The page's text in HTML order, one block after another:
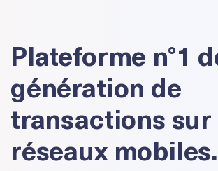
Plateforme n°1
génération de
transactions sur
réseaux mobiles.